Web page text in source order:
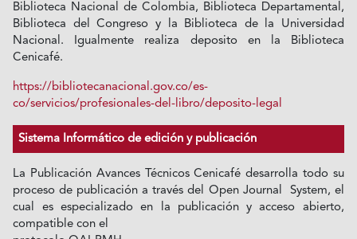
Biblioteca Nacional de Colombia, Biblioteca Departamental,
Biblioteca del Congreso y la Biblioteca de la Universidad
Nacional. Igualmente realiza deposito en la Biblioteca
Cenicafé.
https://bibliotecanacional.gov.co/es-
co/servicios/profesionales-del-libro/deposito-legal
Sistema Informático de edición y publicación
La Publicación Avances Técnicos Cenicafé desarrolla todo su
proceso de publicación a través del Open Journal System, el
cual es especializado en la publicación y acceso abierto,
compatible con el